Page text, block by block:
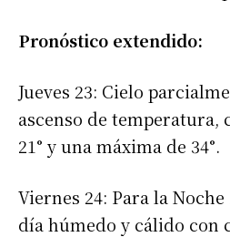
Pronóstico extendido:
Jueves 23: Cielo
ascenso de temperatura,
21° y una máxima de 34°.
Viernes 24: Para la
día húmedo y cálido con